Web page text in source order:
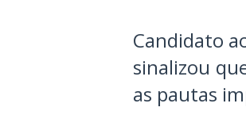
Candidato
sinalizou
as pautas